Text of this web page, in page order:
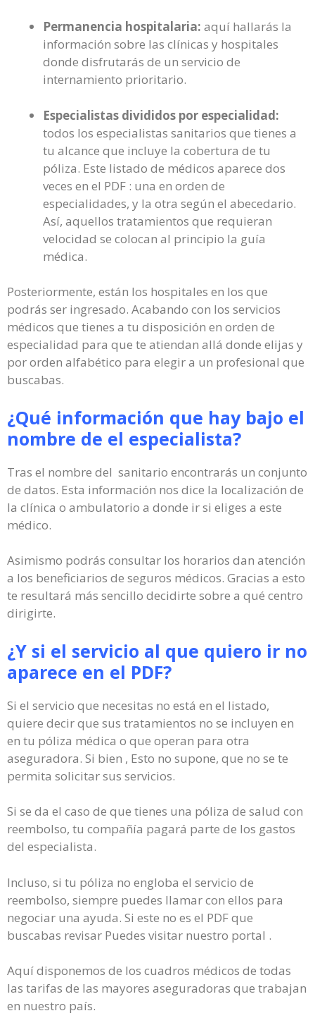
Permanencia hospitalaria: aquí hallarás la
información sobre las clínicas y hospitales
donde disfrutarás de un servicio de
internamiento prioritario.
Especialistas divididos por especialidad:
todos los especialistas sanitarios que tienes a
tu alcance que incluye la cobertura de tu
póliza. Este listado de médicos aparece dos
veces en el PDF : una en orden de
especialidades, y la otra según el abecedario.
Así, aquellos tratamientos que requieran
velocidad se colocan al principio la guía
médica.
Posteriormente, están los hospitales en los que
podrás ser ingresado. Acabando con los servicios
médicos que tienes a tu disposición en orden de
especialidad para que te atiendan allá donde elijas y
por orden alfabético para elegir a un profesional que
buscabas.
¿Qué información que hay bajo el
nombre de el especialista?
Tras el nombre del sanitario encontrarás un conjunto
de datos. Esta información nos dice la localización de
la clínica o ambulatorio a donde ir si eliges a este
médico.
Asimismo podrás consultar los horarios dan atención
a los beneficiarios de seguros médicos. Gracias a esto
te resultará más sencillo decidirte sobre a qué centro
dirigirte.
¿Y si el servicio al que quiero ir no
aparece en el PDF?
Si el servicio que necesitas no está en el listado,
quiere decir que sus tratamientos no se incluyen en
en tu póliza médica o que operan para otra
aseguradora. Si bien , Esto no supone, que no se te
permita solicitar sus servicios.
Si se da el caso de que tienes una póliza de salud con
reembolso, tu compañía pagará parte de los gastos
del especialista.
Incluso, si tu póliza no engloba el servicio de
reembolso, siempre puedes llamar con ellos para
negociar una ayuda. Si este no es el PDF que
buscabas revisar Puedes visitar nuestro portal .
Aquí disponemos de los cuadros médicos de todas
las tarifas de las mayores aseguradoras que trabajan
en nuestro país.